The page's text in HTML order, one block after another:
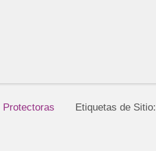
Protectoras Etiquetas de Sitio: